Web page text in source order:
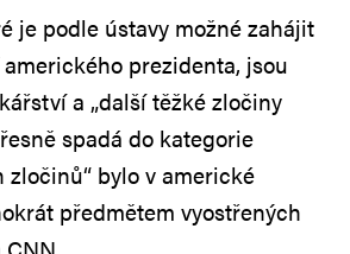
je podle ústavy možné zahájit
prezidenta, jsou
a „další těžké zločiny
spadá do kategorie
zločinů“ bylo v americké
předmětem vyostřených